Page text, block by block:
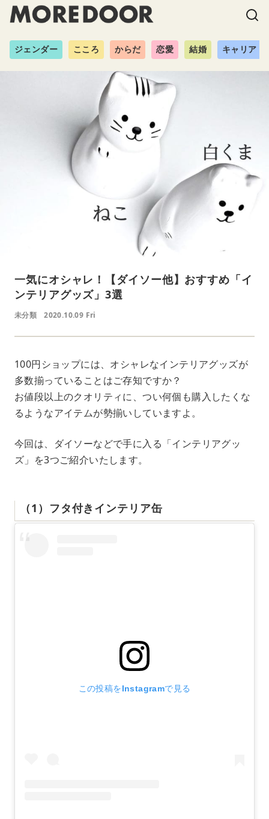
ジェンダー こころ からだ 恋愛 結婚 キャリア
一気にオシャレ！【ダイソー他】おすすめ「イ
ンテリアグッズ」3選
未分類 2020.10.09 Fri
100円ショップには、オシャレなインテリアグッズが
多数揃っていることはご存知ですか？
お値段以上のクオリティに、つい何個も購入したくな
るようなアイテムが勢揃いしていますよ。
今回は、ダイソーなどで手に入る「インテリアグッ
ズ」を3つご紹介いたします。
（1）フタ付きインテリア缶
この投稿をInstagramで見る